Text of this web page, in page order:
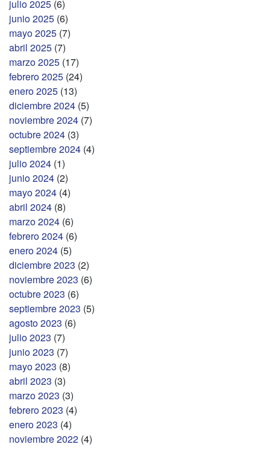
julio 2025 (6)
junio 2025 (6)
mayo 2025 (7)
abril 2025 (7)
marzo 2025 (17)
febrero 2025 (24)
enero 2025 (13)
diciembre 2024 (5)
noviembre 2024 (7)
octubre 2024 (3)
septiembre 2024 (4)
julio 2024 (1)
junio 2024 (2)
mayo 2024 (4)
abril 2024 (8)
marzo 2024 (6)
febrero 2024 (6)
enero 2024 (5)
diciembre 2023 (2)
noviembre 2023 (6)
octubre 2023 (6)
septiembre 2023 (5)
agosto 2023 (6)
julio 2023 (7)
junio 2023 (7)
mayo 2023 (8)
abril 2023 (3)
marzo 2023 (3)
febrero 2023 (4)
enero 2023 (4)
noviembre 2022 (4)